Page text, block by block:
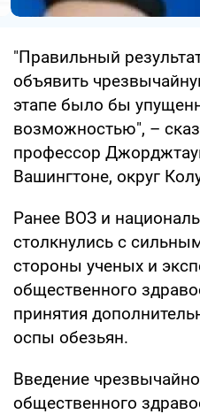
"Правильный
объявить
этапе было бы
возможностью", –
профессор
Вашингтоне, округ
Ранее ВОЗ и
столкнулись с
стороны ученых и
общественного
принятия
оспы обезьян.
Введение
общественного